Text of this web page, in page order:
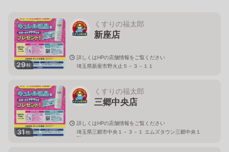
29枚
くすりの福太郎
新座店
詳しくはHPの店舗情報をご覧ください
埼玉県新座市野火止５－３－１１
31枚
くすりの福太郎
三郷中央店
詳しくはHPの店舗情報をご覧ください
埼玉県三郷市中央１－３－１ エムズタウン三郷中央１
階